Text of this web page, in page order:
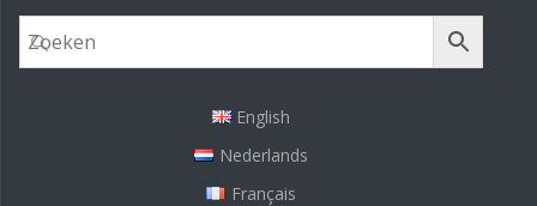
English
Nederlands
Français